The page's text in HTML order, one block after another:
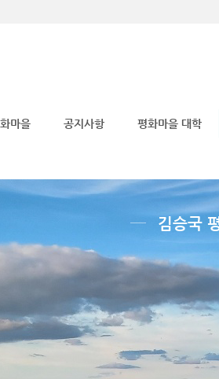
마을 공지사항 평화마을 대학
김승국